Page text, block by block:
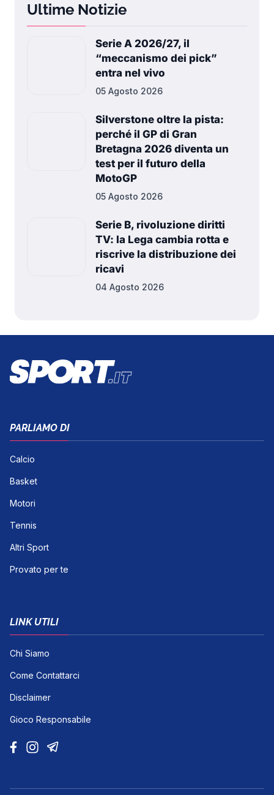
Ultime Notizie
Serie A 2026/27, il
“meccanismo dei pick”
entra nel vivo
05 Agosto 2026
Silverstone oltre la pista:
perché il GP di Gran
Bretagna 2026 diventa un
test per il futuro della
MotoGP
05 Agosto 2026
Serie B, rivoluzione diritti
TV: la Lega cambia rotta e
riscrive la distribuzione dei
ricavi
04 Agosto 2026
PARLIAMO DI
Calcio
Basket
Motori
Tennis
Altri Sport
Provato per te
LINK UTILI
Chi Siamo
Come Contattarci
Disclaimer
Gioco Responsabile